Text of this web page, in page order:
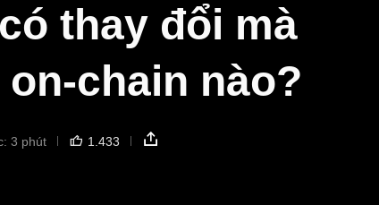
thay đổi mà
chain nào?
3 phút 1.433